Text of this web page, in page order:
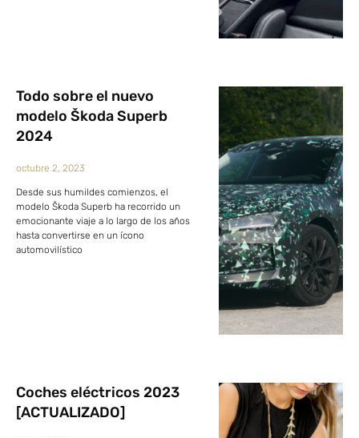
Todo sobre el nuevo
modelo Škoda Superb
2024
octubre 2, 2023
Desde sus humildes comienzos, el
modelo Škoda Superb ha recorrido un
emocionante viaje a lo largo de los años
hasta convertirse en un ícono
automovilístico
Coches eléctricos 2023
[ACTUALIZADO]